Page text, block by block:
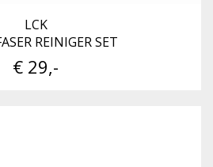
LCK
REINIGER SET
€ 29,-